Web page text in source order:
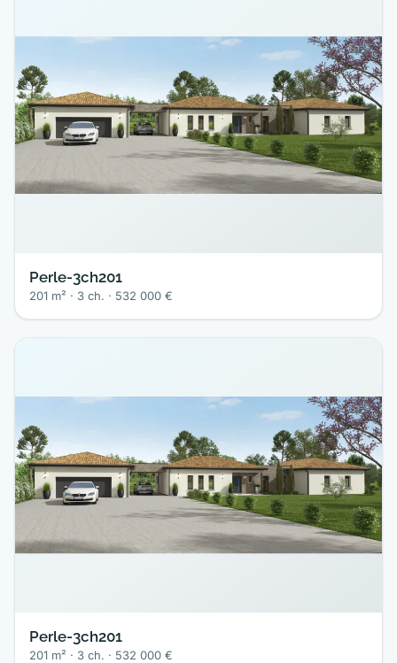
Perle-3ch201
201 m² · 3 ch. · 532 000 €
Perle-3ch201
201 m² · 3 ch. · 532 000 €